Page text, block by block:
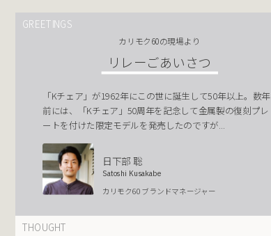
GREETINGS
カリモク60の現場より
リレーごあいさつ
「Kチェア」が1962年にこの世に誕生して50年以上。数年
前には、「Kチェア」50周年を記念して金属製の復刻プレ
ートを付けた限定モデルを発売したのですが...
日下部 聡
Satoshi Kusakabe
カリモク60 ブランドマネージャー
THOUGHT